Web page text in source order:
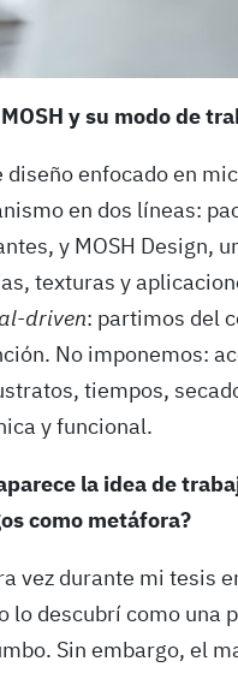
y su modo de
enfocado en
en dos líneas:
y MOSH Design,
texturas y
driven: partimos del
No imponemos:
tiempos,
y funcional.
la idea de
como metáfora?
vez durante mi tesis
lo descubrí como una
Sin embargo, el